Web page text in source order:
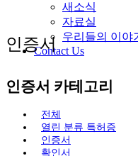
새소식
자료실
우리들의 이야
Contact Us
인증서
인증서 카테고리
전체
열린 분류 특허증
인증서
확인서